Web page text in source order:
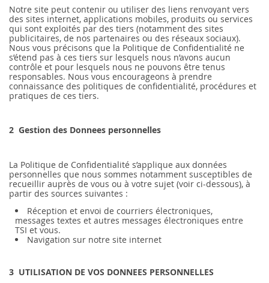
Notre site peut contenir ou utiliser des liens renvoyant vers
des sites internet, applications mobiles, produits ou services
qui sont exploités par des tiers (notamment des sites
publicitaires, de nos partenaires ou des réseaux sociaux).
Nous vous précisons que la Politique de Confidentialité ne
s’étend pas à ces tiers sur lesquels nous n’avons aucun
contrôle et pour lesquels nous ne pouvons être tenus
responsables. Nous vous encourageons à prendre
connaissance des politiques de confidentialité, procédures et
pratiques de ces tiers.
2 Gestion des Donnees personnelles
La Politique de Confidentialité s’applique aux données
personnelles que nous sommes notamment susceptibles de
recueillir auprès de vous ou à votre sujet (voir ci-dessous), à
partir des sources suivantes :
Réception et envoi de courriers électroniques,
messages textes et autres messages électroniques entre
TSI et vous.
Navigation sur notre site internet
3 UTILISATION DE VOS DONNEES PERSONNELLES